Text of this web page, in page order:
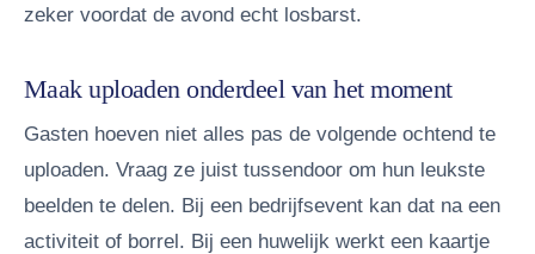
zeker voordat de avond echt losbarst.
Maak uploaden onderdeel van het moment
Gasten hoeven niet alles pas de volgende ochtend te
uploaden. Vraag ze juist tussendoor om hun leukste
beelden te delen. Bij een bedrijfsevent kan dat na een
activiteit of borrel. Bij een huwelijk werkt een kaartje